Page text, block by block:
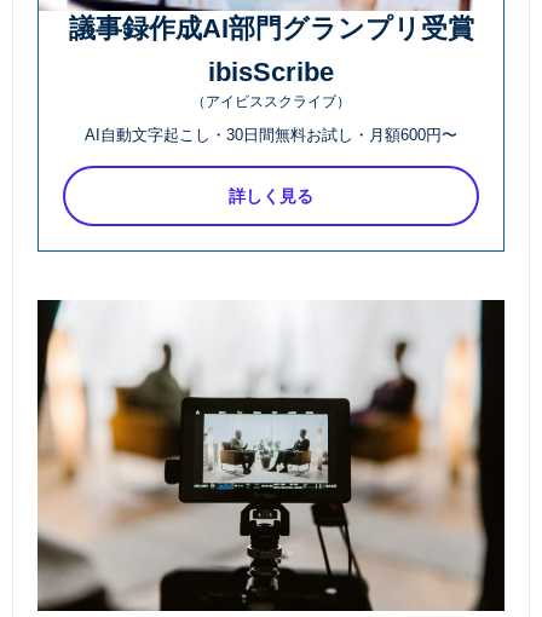
議事録作成AI部門グランプリ受賞
ibisScribe
（アイビススクライブ）
AI自動文字起こし・30日間無料お試し・月額600円〜
詳しく見る